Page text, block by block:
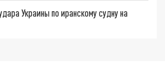
Украины по иранскому судну на